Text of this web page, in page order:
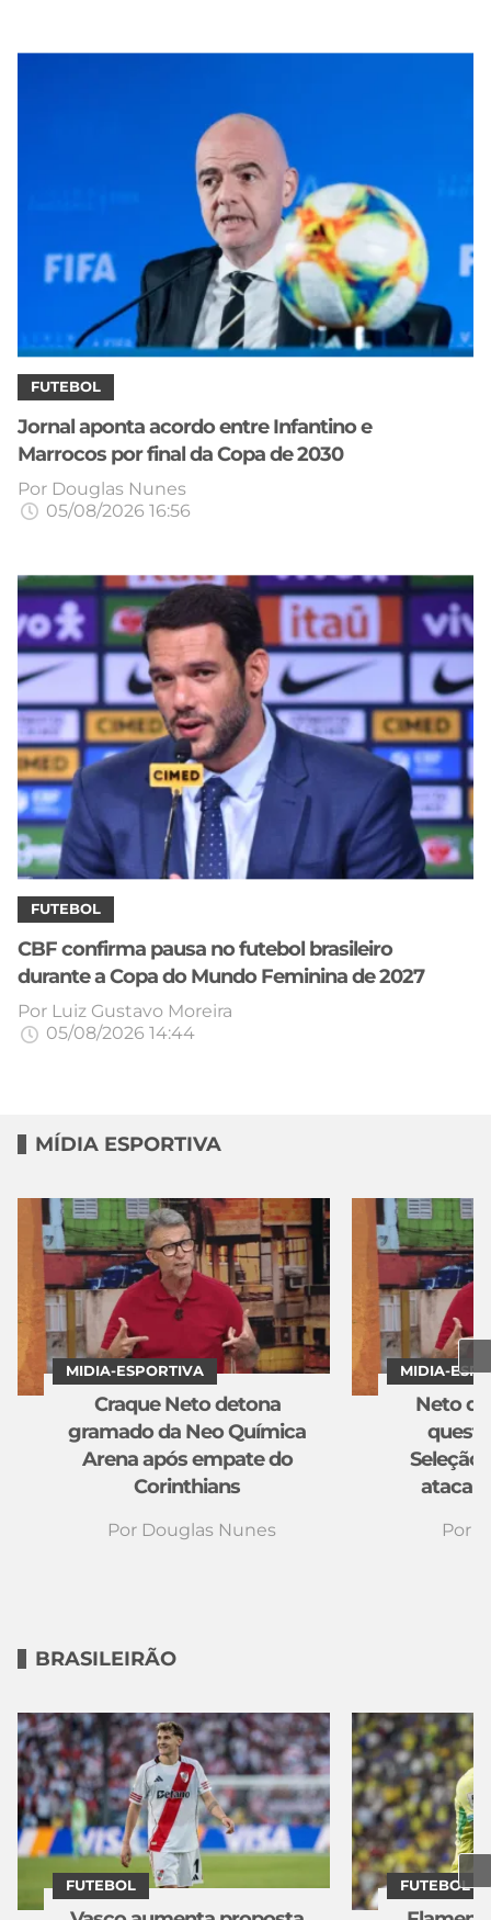
FUTEBOL
Jornal aponta acordo entre Infantino e
Marrocos por final da Copa de 2030
Por Douglas Nunes
05/08/2026 16:56
FUTEBOL
CBF confirma pausa no futebol brasileiro
durante a Copa do Mundo Feminina de 2027
Por Luiz Gustavo Moreira
05/08/2026 14:44
MÍDIA ESPORTIVA
Craque Neto detona
gramado da Neo Química
Arena após empate do
Corinthians
Por Douglas Nunes
MIDIA-ESPORTIVA
Neto
Por
MIDIA-
BRASILEIRÃO
FUTEBOL FUTEBOL